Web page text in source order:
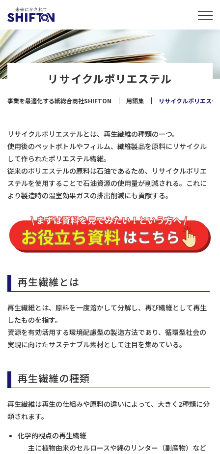
事業を最適化する紙総合商社SHIFTON 用語集 リサイクルポリエステ
リサイクルポリエステル
リサイクルポリエステルとは、再生繊維の種類の一つ。
使用後のペットボトルやフィルム、繊維製品を原料にリサイクル
して作られたポリエステル繊維。
従来のポリエステルの原料は石油であるため、リサイクルポリエ
ステルを使用することで石油資源の使用量が削減される。これに
より製造時の温室効果ガスの排出削減にも貢献する。
再生繊維とは
再生繊維とは、原料を一度溶かして分解し、再び繊維として再生
したものを指す。
資源を有効活用する環境配慮型の製造方法であり、循環型社会の
実現に向けたサステナブル素材として注目を集めている。
再生繊維の種類
再生繊維は再生の仕組みや原料の違いによって、大きく2種類に分
類されます。
化学的視点の再生繊維
主に植物由来のセルロースや綿のリンター（副産物）など